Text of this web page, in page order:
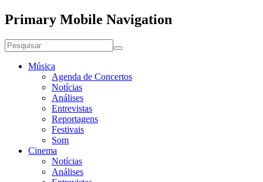
Primary Mobile Navigation
Música
Agenda de Concertos
Notícias
Análises
Entrevistas
Reportagens
Festivais
Som
Cinema
Notícias
Análises